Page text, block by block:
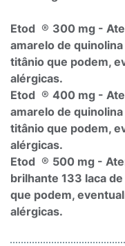
Etod ® 300 mg -
amarelo de
titânio que podem,
alérgicas.
Etod ® 400 mg -
amarelo de
titânio que podem,
alérgicas.
Etod ® 500 mg -
brilhante 133 laca
que podem,
alérgicas.